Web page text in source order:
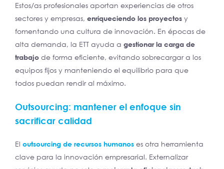
Estos/as profesionales aportan experiencias de otros
sectores y empresas, enriqueciendo los proyectos y
fomentando una cultura de innovación. En épocas de
alta demanda, la ETT ayuda a gestionar la carga de
trabajo de forma eficiente, evitando sobrecargar a los
equipos fijos y manteniendo el equilibrio para que
todos puedan rendir al máximo.
Outsourcing: mantener el enfoque sin
sacrificar calidad
El outsourcing de recursos humanos es otra herramienta
clave para la innovación empresarial. Externalizar